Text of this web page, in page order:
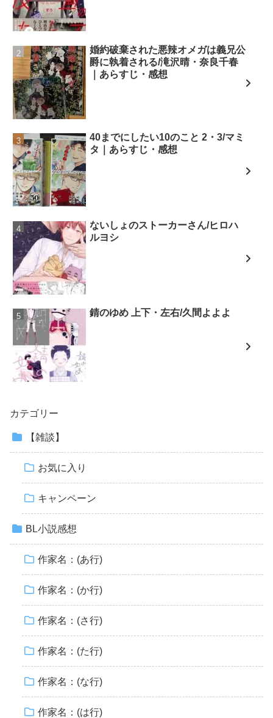
婚約破棄された悪辣オメガは義兄公
爵に執着される/滝沢晴・奈良千春
｜あらすじ・感想
40までにしたい10のこと 2・3/マミ
タ｜あらすじ・感想
ないしょのストーカーさん/ヒロハ
ルヨシ
錆のゆめ 上下・左右/久間よよよ
カテゴリー
【雑談】
お気に入り
キャンペーン
BL小説感想
作家名：(あ行)
作家名：(か行)
作家名：(さ行)
作家名：(た行)
作家名：(な行)
作家名：(は行)